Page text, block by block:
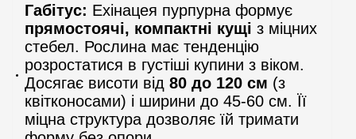
Габітус: Ехінацея пурпурна формує
прямостоячі, компактні кущі з міцних
стебел. Рослина має тенденцію
розростатися в густіші купини з віком.
Досягає висоти від 80 до 120 см (з
квітконосами) і ширини до 45-60 см. Її
міцна структура дозволяє їй тримати